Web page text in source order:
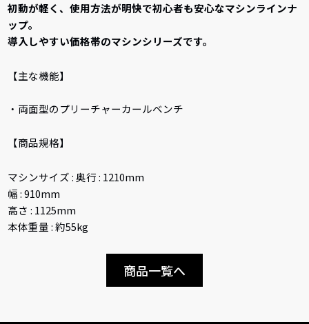
初動が軽く、使用方法が明快で初心者も安心なマシンラインナ
ップ。
導入しやすい価格帯のマシンシリーズです。
【主な機能】
・両面型のプリーチャーカールベンチ
【商品規格】
マシンサイズ : 奥行 : 1210mm
幅 : 910mm
高さ : 1125mm
本体重量 : 約55kg
商品一覧へ